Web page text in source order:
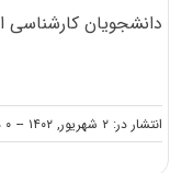
دانشجویان کارشناسی
انتشار در: ۲ شهریور, ۱۴۰۲ -- ۰ دیدگاه